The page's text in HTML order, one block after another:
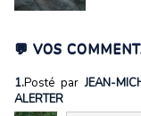
💬 VOS
1.Posté parJEAN-
ALERTER